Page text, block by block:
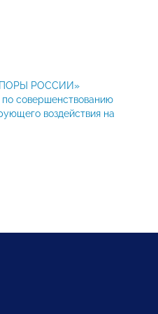
РОССИИ»
совершенствованию
воздействия на